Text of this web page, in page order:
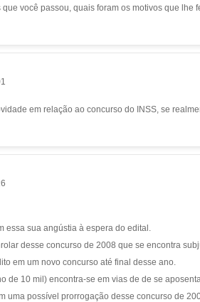
que você passou, quais foram os motivos que lhe
em relação ao concurso do INSS, se
essa sua angústia à espera do edital.
desse concurso de 2008 que se encontra
em um novo concurso até final desse ano.
de 10 mil) encontra-se em vias de de se
uma possível prorrogação desse concurso de